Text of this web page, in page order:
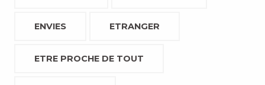
ENVIES ETRANGER
ETRE PROCHE DE TOUT